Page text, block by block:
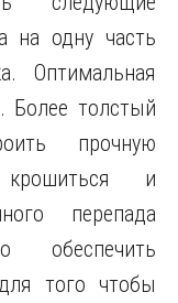
на одну часть
Оптимальная
толстый
прочную
и
перепада
обеспечить
того чтобы